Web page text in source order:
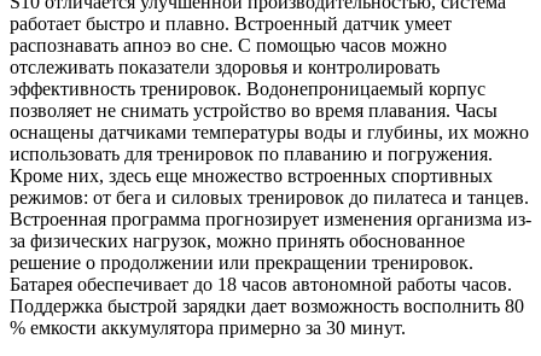
работает быстро и плавно. Встроенный датчик умеет
распознавать апноэ во сне. С помощью часов можно
отслеживать показатели здоровья и контролировать
эффективность тренировок. Водонепроницаемый корпус
позволяет не снимать устройство во время плавания. Часы
оснащены датчиками температуры воды и глубины, их можно
использовать для тренировок по плаванию и погружения.
Кроме них, здесь еще множество встроенных спортивных
режимов: от бега и силовых тренировок до пилатеса и танцев.
Встроенная программа прогнозирует изменения организма из-
за физических нагрузок, можно принять обоснованное
решение о продолжении или прекращении тренировок.
Батарея обеспечивает до 18 часов автономной работы часов.
Поддержка быстрой зарядки дает возможность восполнить 80
% емкости аккумулятора примерно за 30 минут.